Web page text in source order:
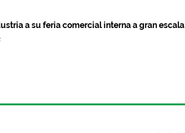
a su feria comercial interna a gran escala